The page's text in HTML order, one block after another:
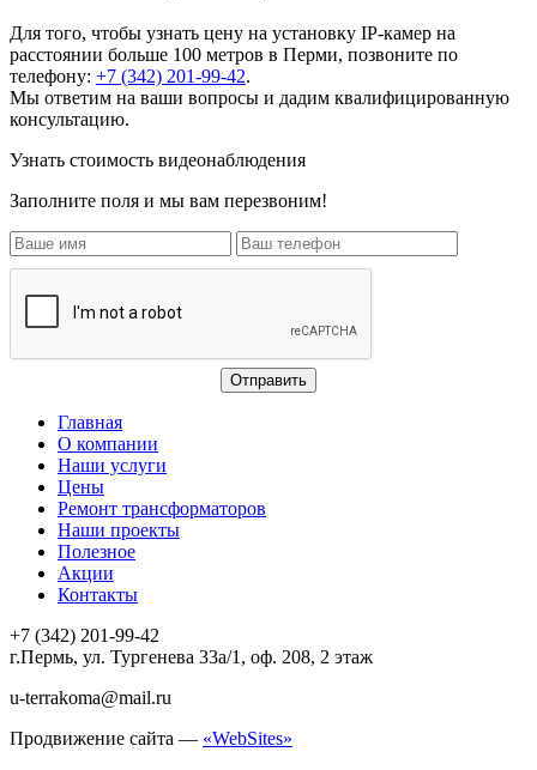
Для того, чтобы узнать цену на установку IP-камер на
расстоянии больше 100 метров в Перми, позвоните по
телефону: +7 (342) 201-99-42.
Мы ответим на ваши вопросы и дадим квалифицированную
консультацию.
Узнать стоимость видеонаблюдения
Заполните поля и мы вам перезвоним!
Главная
О компании
Наши услуги
Цены
Ремонт трансформаторов
Наши проекты
Полезное
Акции
Контакты
+7 (342) 201-99-42
г.Пермь, ул. Тургенева 33а/1, оф. 208, 2 этаж
u-terrakoma@mail.ru
Продвижение сайта — «WebSites»